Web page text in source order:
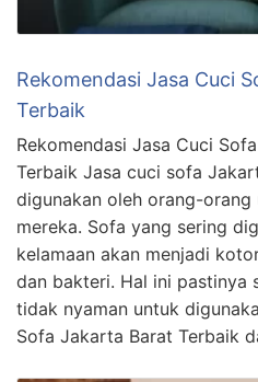
Rekomendasi Jasa Cuci
Terbaik
Rekomendasi Jasa Cuci
Terbaik Jasa cuci sofa
digunakan oleh orang-
mereka. Sofa yang sering
kelamaan akan menjadi
dan bakteri. Hal ini pastinya
tidak nyaman untuk
Sofa Jakarta Barat Terbaik